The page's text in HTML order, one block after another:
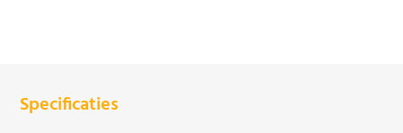
Specificaties